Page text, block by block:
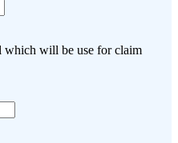
which will be use for claim